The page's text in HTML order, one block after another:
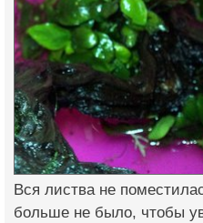
Вся листва не
больше не было, чтобы